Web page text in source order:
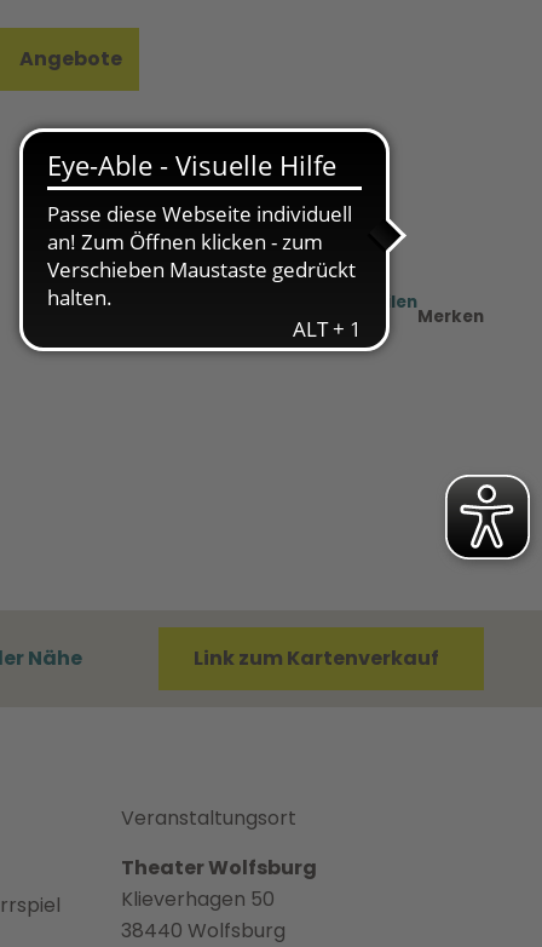
Angebote
PDF
Teilen
Merken
Nähe Link zum Kartenverkauf
Veranstaltungsort
Theater Wolfsburg
Klieverhagen 50
38440 Wolfsburg